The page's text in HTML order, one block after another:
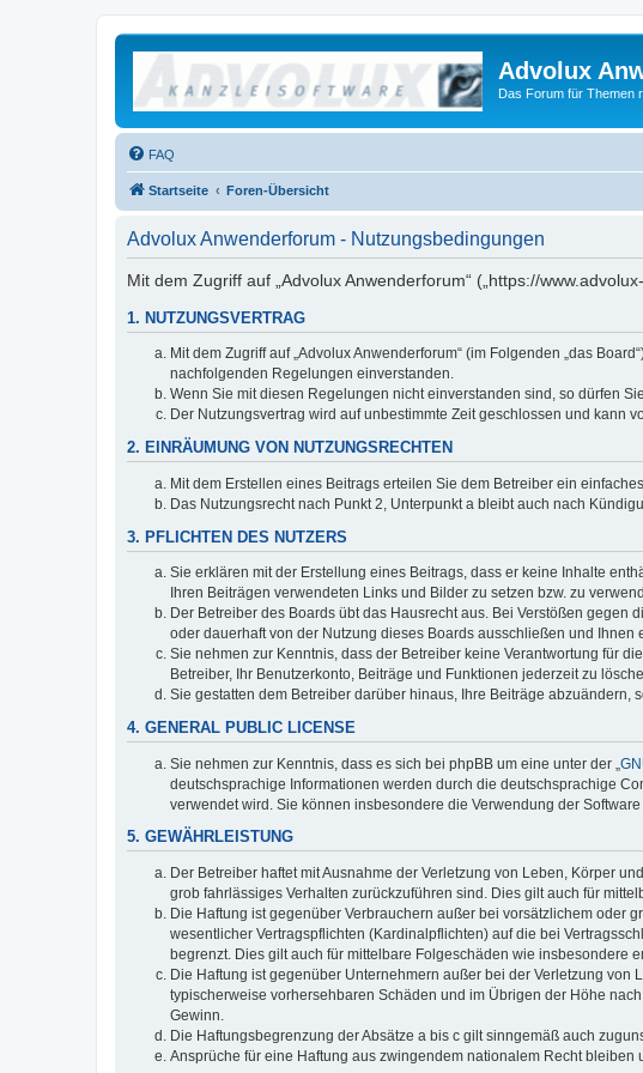
Advolux
Das Forum für Themen
FAQ
Startseite Foren-Übersicht
Advolux Anwenderforum - Nutzungsbedingungen
Mit dem Zugriff auf „Advolux Anwenderforum“ („https://
1. NUTZUNGSVERTRAG
Mit dem Zugriff auf „Advolux Anwenderforum“ (im Folgenden „das
nachfolgenden Regelungen einverstanden.
Wenn Sie mit diesen Regelungen nicht einverstanden sind, so dürfen
Der Nutzungsvertrag wird auf unbestimmte Zeit geschlossen und kann
2. EINRÄUMUNG VON NUTZUNGSRECHTEN
Mit dem Erstellen eines Beitrags erteilen Sie dem Betreiber ein
Das Nutzungsrecht nach Punkt 2, Unterpunkt a bleibt auch nach
3. PFLICHTEN DES NUTZERS
Sie erklären mit der Erstellung eines Beitrags, dass er keine Inhalte
Ihren Beiträgen verwendeten Links und Bilder zu setzen bzw. zu
Der Betreiber des Boards übt das Hausrecht aus. Bei Verstößen
oder dauerhaft von der Nutzung dieses Boards ausschließen und
Sie nehmen zur Kenntnis, dass der Betreiber keine Verantwortung für
Betreiber, Ihr Benutzerkonto, Beiträge und Funktionen jederzeit zu
Sie gestatten dem Betreiber darüber hinaus, Ihre Beiträge
4. GENERAL PUBLIC LICENSE
Sie nehmen zur Kenntnis, dass es sich bei phpBB um eine unter der „
deutschsprachige Informationen werden durch die deutschsprachige
verwendet wird. Sie können insbesondere die Verwendung der
5. GEWÄHRLEISTUNG
Der Betreiber haftet mit Ausnahme der Verletzung von Leben, Körper
grob fahrlässiges Verhalten zurückzuführen sind. Dies gilt auch für
Die Haftung ist gegenüber Verbrauchern außer bei vorsätzlichem oder
wesentlicher Vertragspflichten (Kardinalpflichten) auf die bei
begrenzt. Dies gilt auch für mittelbare Folgeschäden wie insbesondere
Die Haftung ist gegenüber Unternehmern außer bei der Verletzung
typischerweise vorhersehbaren Schäden und im Übrigen der Höhe
Gewinn.
Die Haftungsbegrenzung der Absätze a bis c gilt sinngemäß auch
Ansprüche für eine Haftung aus zwingendem nationalem Recht bleiben